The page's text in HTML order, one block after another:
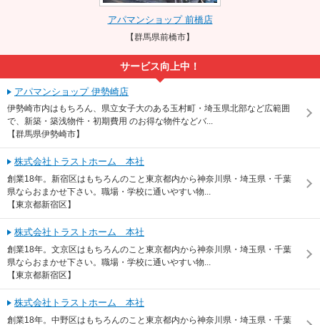
アパマンショップ 前橋店
【群馬県前橋市】
サービス向上中！
アパマンショップ 伊勢崎店
伊勢崎市内はもちろん、県立女子大のある玉村町・埼玉県北部など広範囲
で、新築・築浅物件・初期費用 のお得な物件などバ...
【群馬県伊勢崎市】
株式会社トラストホーム 本社
創業18年。新宿区はもちろんのこと東京都内から神奈川県・埼玉県・千葉
県ならおまかせ下さい。職場・学校に通いやすい物...
【東京都新宿区】
株式会社トラストホーム 本社
創業18年。文京区はもちろんのこと東京都内から神奈川県・埼玉県・千葉
県ならおまかせ下さい。職場・学校に通いやすい物...
【東京都新宿区】
株式会社トラストホーム 本社
創業18年。中野区はもちろんのこと東京都内から神奈川県・埼玉県・千葉